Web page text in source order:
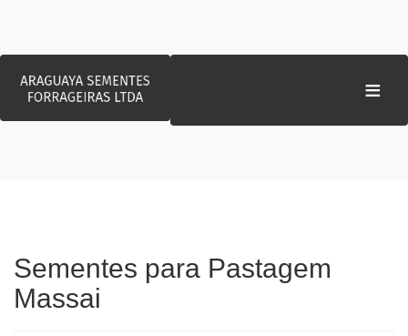
≡
Sementes para Pastagem
Massai